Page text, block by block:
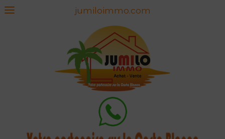
jumiloimmo.com